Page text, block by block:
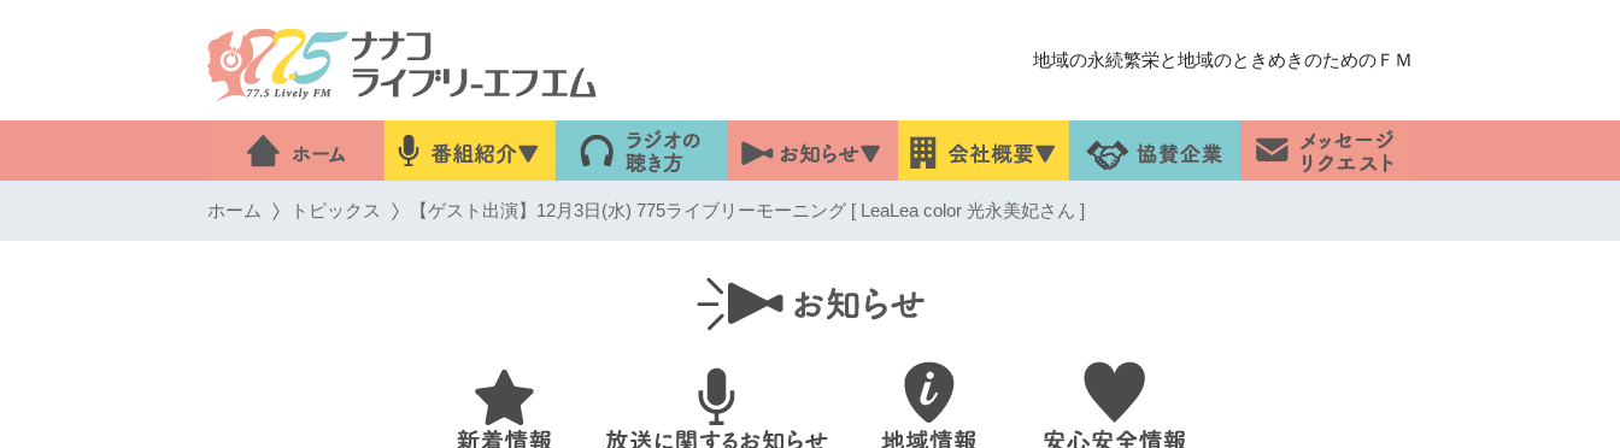
地域の永続繁栄と地域のときめきのためのＦＭ
ホーム トピックス 【ゲスト出演】12月3日(水) 775ライブリーモーニング [ LeaLea color 光永美妃さん ]